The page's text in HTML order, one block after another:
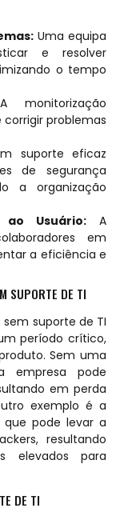
Uma equipa
e resolver
o tempo
problemas
suporte eficaz
de segurança
a organização
Usuário: A
em
a eficiência e
SUPORTE DE TI
suporte de TI
período crítico,
Sem uma
empresa pode
em perda
exemplo é a
pode levar a
resultando
elevados para
DE TI